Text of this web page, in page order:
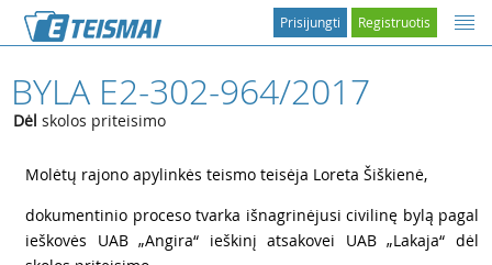
Registruotis
Prisijungti
BYLA E2-302-964/2017
Dėl skolos priteisimo
Molėtų rajono apylinkės teismo teisėja Loreta Šiškienė,
dokumentinio proceso tvarka išnagrinėjusi civilinę bylą pagal
ieškovės UAB „Angira“ ieškinį atsakovei UAB „Lakaja“ dėl